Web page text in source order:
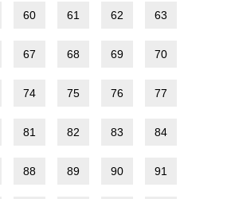
60 61 62 63
67 68 69 70
74 75 76 77
81 82 83 84
88 89 90 91